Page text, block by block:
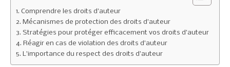
Comprendre les droits d’auteur
Mécanismes de protection des droits d’auteur
Stratégies pour protéger efficacement vos droits d’auteur
Réagir en cas de violation des droits d’auteur
L’importance du respect des droits d’auteur